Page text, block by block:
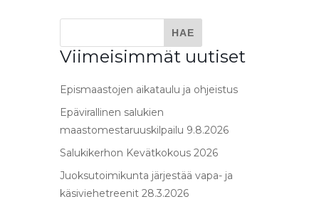
Viimeisimmät uutiset
Epismaastojen aikataulu ja ohjeistus
Epävirallinen salukien
maastomestaruuskilpailu 9.8.2026
Salukikerhon Kevätkokous 2026
Juoksutoimikunta järjestää vapa- ja
käsiviehetreenit 28.3.2026